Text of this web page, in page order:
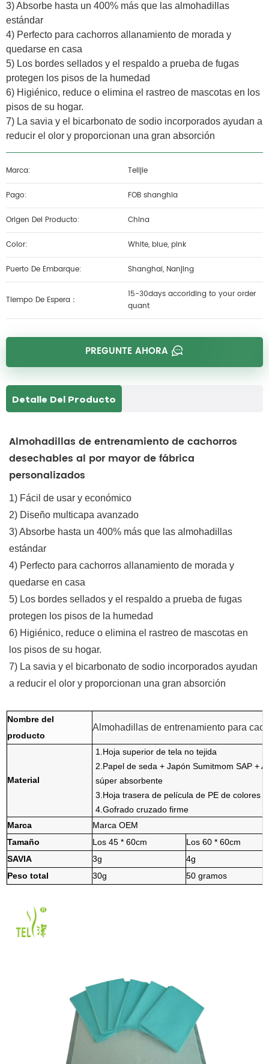
3) Absorbe hasta un 400% más que las almohadillas
estándar
4) Perfecto para cachorros allanamiento de morada y
quedarse en casa
5) Los bordes sellados y el respaldo a prueba de fugas
protegen los pisos de la humedad
6) Higiénico, reduce o elimina el rastreo de mascotas en los
pisos de su hogar.
7) La savia y el bicarbonato de sodio incorporados ayudan a
reducir el olor y proporcionan una gran absorción
Marca: Telijie
Pago: FOB shanghia
Origen Del Producto: China
Color: White, blue, pink
Puerto De Embarque: Shanghai, Nanjing
Tiempo De Espera：
15-30days accoriding to your order
quant
PREGUNTE AHORA
Detalle Del Producto
Almohadillas de entrenamiento de cachorros
desechables al por mayor de fábrica
personalizados
1) Fácil de usar y económico
2) Diseño multicapa avanzado
3) Absorbe hasta un 400% más que las almohadillas
estándar
4) Perfecto para cachorros allanamiento de morada y
quedarse en casa
5) Los bordes sellados y el respaldo a prueba de fugas
protegen los pisos de la humedad
6) Higiénico, reduce o elimina el rastreo de mascotas en
los pisos de su hogar.
7) La savia y el bicarbonato de sodio incorporados ayudan
a reducir el olor y proporcionan una gran absorción
Nombre del
producto
Almohadillas de entrenamiento para
Material
1.Hoja superior de tela no tejida
2.Papel de seda + Japón Sumitmom SAP +
súper absorbente
3.Hoja trasera de película de PE de colores
4.Gofrado cruzado firme
Marca
Marca OEM
Tamaño
Los 45 * 60cm
Los 60 * 60cm
SAVIA
3g
4g
Peso total
30g 50 gramos